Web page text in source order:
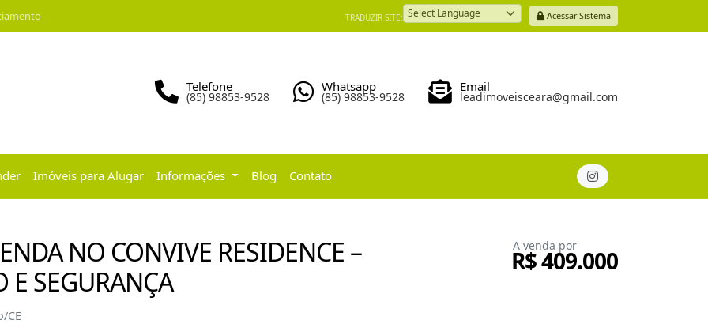
Acessar Sistema
TRADUZIR SITE:
Email
leadimoveisceara@gmail.com
Whatsapp
(85) 98853-9528
Telefone
(85) 98853-9528
Imóveis para Alugar Informações Blog Contato
NO CONVIVE RESIDENCE –
E SEGURANÇA
CE
A venda por
R$ 409.000